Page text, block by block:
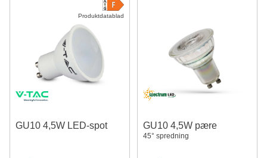
Produktdatablad
GU10 4,5W LED-spot GU10 4,5W pære
45° spredning